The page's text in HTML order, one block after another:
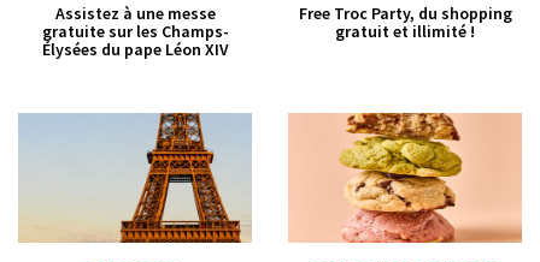
Assistez à une messe
gratuite sur les Champs-
Élysées du pape Léon XIV
Free Troc Party, du shopping
gratuit et illimité !